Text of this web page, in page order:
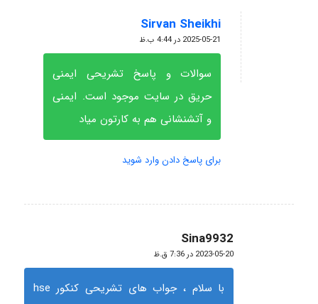
Sirvan Sheikhi
گفته:
2025-05-21 در 4:44 ب.ظ
سوالات و پاسخ تشریحی ایمنی
حریق در سایت موجود است. ایمنی
و آتشنشانی هم به کارتون میاد
برای پاسخ دادن وارد شوید
Sina9932
گفته:
2023-05-20 در 7:36 ق.ظ
با سلام ، جواب های تشریحی کنکور hse